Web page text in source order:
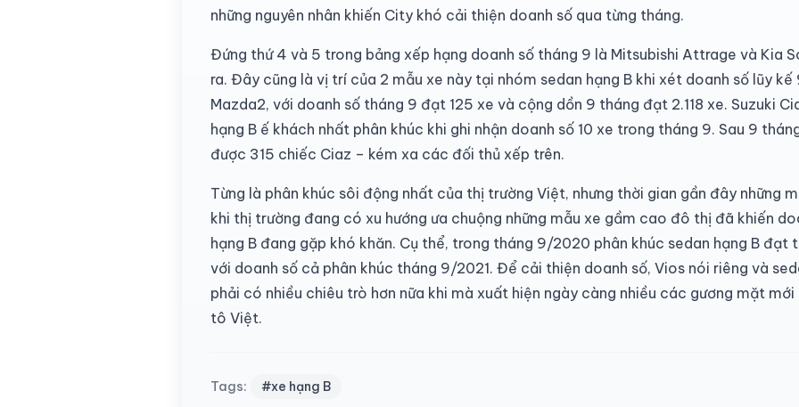
những nguyên nhân khiến City khó cải thiện doanh số qua từng tháng.
Đứng thứ 4 và 5 trong bảng xếp hạng doanh số tháng 9 là Mitsubishi Attrage và Kia
ra. Đây cũng là vị trí của 2 mẫu xe này tại nhóm sedan hạng B khi xét doanh số lũy
Mazda2, với doanh số tháng 9 đạt 125 xe và cộng dồn 9 tháng đạt 2.118 xe. Suzuki
hạng B ế khách nhất phân khúc khi ghi nhận doanh số 10 xe trong tháng 9. Sau 9
được 315 chiếc Ciaz – kém xa các đối thủ xếp trên.
Từng là phân khúc sôi động nhất của thị trường Việt, nhưng thời gian gần đây những
khi thị trường đang có xu hướng ưa chuộng những mẫu xe gầm cao đô thị đã khiến
hạng B đang gặp khó khăn. Cụ thể, trong tháng 9/2020 phân khúc sedan hạng B đạt
với doanh số cả phân khúc tháng 9/2021. Để cải thiện doanh số, Vios nói riêng và
phải có nhiều chiêu trò hơn nữa khi mà xuất hiện ngày càng nhiều các gương mặt
tô Việt.
Tags: #xe hạng B